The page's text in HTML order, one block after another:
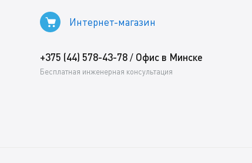
Интернет-магазин
+375 (44) 578-43-78 / Офис в Минске
Бесплатная инженерная консультация